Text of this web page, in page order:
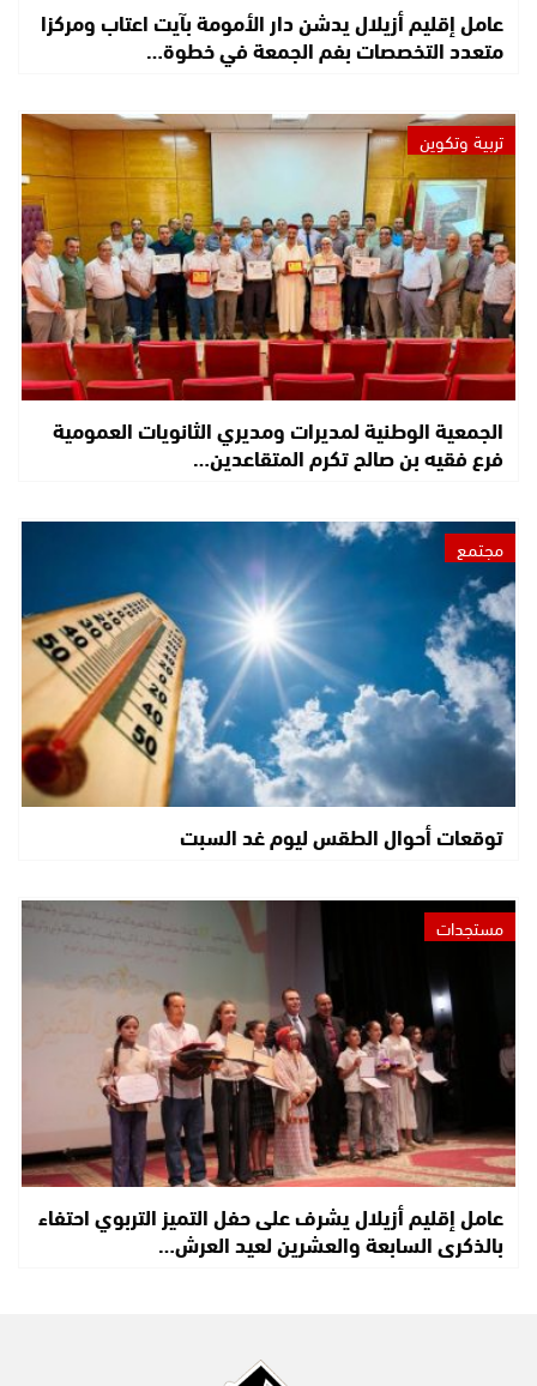
عامل إقليم أزيلال يدشن دار الأمومة بآيت اعتاب ومركزا
متعدد التخصصات بفم الجمعة في خطوة…
تربية وتكوين
الجمعية الوطنية لمديرات ومديري الثانويات العمومية
فرع فقيه بن صالح تكرم المتقاعدين…
مجتمع
توقعات أحوال الطقس ليوم غد السبت
مستجدات
عامل إقليم أزيلال يشرف على حفل التميز التربوي احتفاء
بالذكرى السابعة والعشرين لعيد العرش…